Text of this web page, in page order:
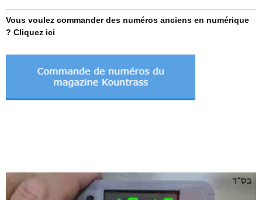
Vous voulez commander des numéros anciens en numérique
? Cliquez ici